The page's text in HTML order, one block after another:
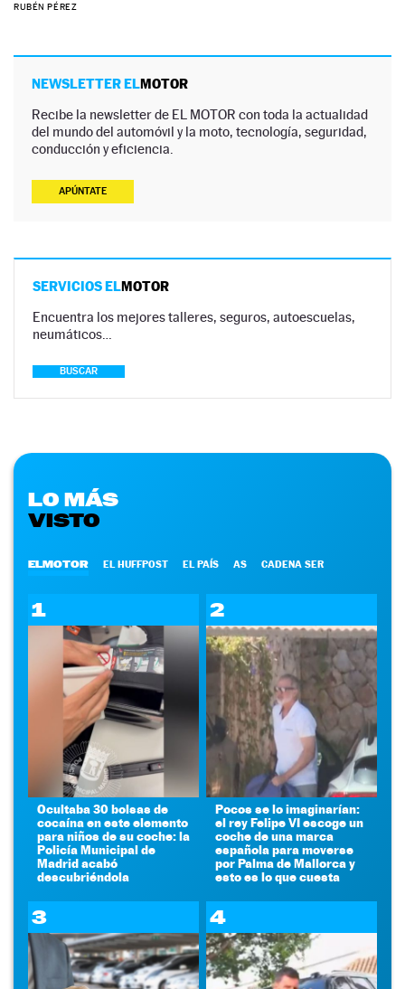
RUBÉN PÉREZ
NEWSLETTER ELMOTOR
Recibe la newsletter de EL MOTOR con toda la actualidad
del mundo del automóvil y la moto, tecnología, seguridad,
conducción y eficiencia.
APÚNTATE
SERVICIOS ELMOTOR
Encuentra los mejores talleres, seguros, autoescuelas,
neumáticos…
BUSCAR
LO MÁS
VISTO
ELMOTOR EL HUFFPOST EL PAÍS AS CADENA SER
1
Ocultaba 30 bolsas de
cocaína en este elemento
para niños de su coche: la
Policía Municipal de
Madrid acabó
descubriéndola
2
Pocos se lo imaginarían:
el rey Felipe VI escoge un
coche de una marca
española para moverse
por Palma de Mallorca y
esto es lo que cuesta
3 4